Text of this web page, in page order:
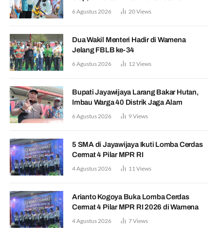
6 Agustus 2026 20Views
Dua Wakil Menteri Hadir di Wamena
Jelang FBLB ke-34
6 Agustus 2026 12 Views
Bupati Jayawijaya Larang Bakar Hutan,
Imbau Warga 40 Distrik Jaga Alam
6 Agustus 2026 9Views
5 SMA di Jayawijaya Ikuti Lomba Cerdas
Cermat 4 Pilar MPR RI
4 Agustus 2026 11 Views
Arianto Kogoya Buka Lomba Cerdas
Cermat 4 Pilar MPR RI 2026 di Wamena
4 Agustus 2026 7Views